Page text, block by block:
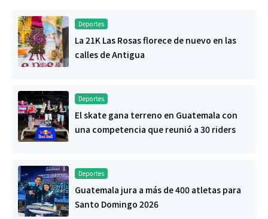
Deportes
La 21K Las Rosas florece de nuevo en las
calles de Antigua
Deportes
El skate gana terreno en Guatemala con
una competencia que reunió a 30 riders
Deportes
Guatemala jura a más de 400 atletas para
Santo Domingo 2026